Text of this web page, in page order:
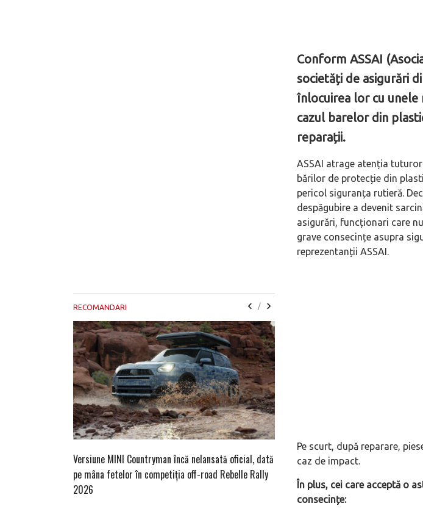
Conform ASSAI
societăți de asigurări
înlocuirea lor cu
cazul barelor din
reparații.
ASSAI atrage atenția
bărilor de protecție din
pericol siguranța rutieră.
despăgubire a devenit
asigurări, funcționari care
grave consecințe asupra
reprezentanții ASSAI.
Pe scurt, după reparare,
caz de impact.
În plus, cei care acceptă o
consecințe:
RECOMANDARI /
Versiune MINI Countryman încă nelansată oficial, dată
pe mâna fetelor în competiția off-road Rebelle Rally
2026
Pentru cine știe ceva avioane, numele
Blackbird va suna ca un apropo. Unul
altfel!